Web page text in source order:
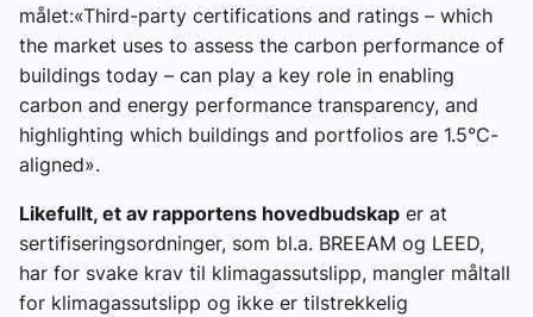
målet:«Third-party certifications and ratings – which
the market uses to assess the carbon performance of
buildings today – can play a key role in enabling
carbon and energy performance transparency, and
highlighting which buildings and portfolios are 1.5°C-
aligned».
Likefullt, et av rapportens hovedbudskap er at
sertifiseringsordninger, som bl.a. BREEAM og LEED,
har for svake krav til klimagassutslipp, mangler måltall
for klimagassutslipp og ikke er tilstrekkelig